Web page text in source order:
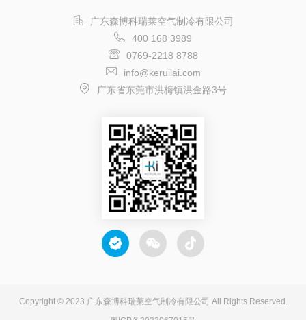
广东森博科瑞莱空气制冷有限公司
400 168 3989
0769-2218 8788
info@keruilai.com
广东省东莞市洪梅镇洪金路3号
Copyright © 2023 广东森博科瑞莱空气制冷有限公司 All Rights Reserved.